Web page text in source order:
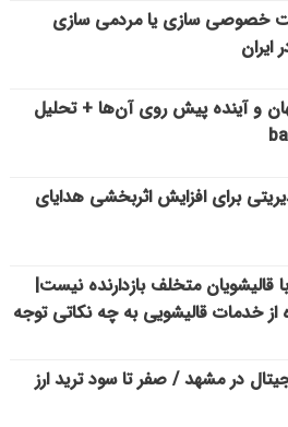
خصوصی سازی یا مردمی سازی
و آینده پیش روی آن‌ها + تحلیل
برای افزایش اثربخشی هدایای
قالیشویان متخلف بازدارنده نیست|
از خدمات قالیشویی به چه نکاتی توجه
در مشهد / صفر تا سود ترید ارز